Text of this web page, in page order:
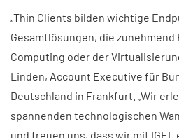
„Thin Clients bilden wichtige
Gesamtlösungen, die zunehmend
Computing oder der
Linden, Account Executive für
Deutschland in Frankfurt. „Wir
spannenden technologischen
und freuen uns, dass wir mit